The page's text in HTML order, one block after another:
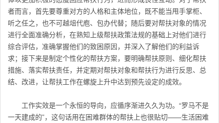
者而言，首先要尊重对方的人格和主体地位，既不能当甩手掌柜、
听之任之，也不可越俎代庖、包办代替；随后要对帮扶对象的情况
进行全面准确分析，在熟知上级帮扶政策法规的基础上对他们进行
综合评估，准确掌握他们的致困原因，并深入了解他们的利益诉
求；接下来是制定个性化的帮扶方案，要明确帮扶原则、细化帮扶
措施、落实帮扶责任，并定期对帮扶对象和帮扶行为进行反思、总
结、改进，让帮扶工作在螺旋上升中达到预先设定的成效。
工作实效是一个永恒的导向，应循序渐进久久为功。“罗马不是
一天建成的”，这句话用在困难群体的帮扶上也很贴切——生活困难